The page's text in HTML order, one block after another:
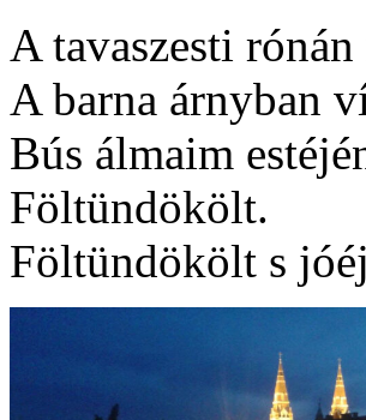
A tavaszesti rónán
A barna árnyban
Bús álmaim
Föltündökölt.
Föltündökölt s